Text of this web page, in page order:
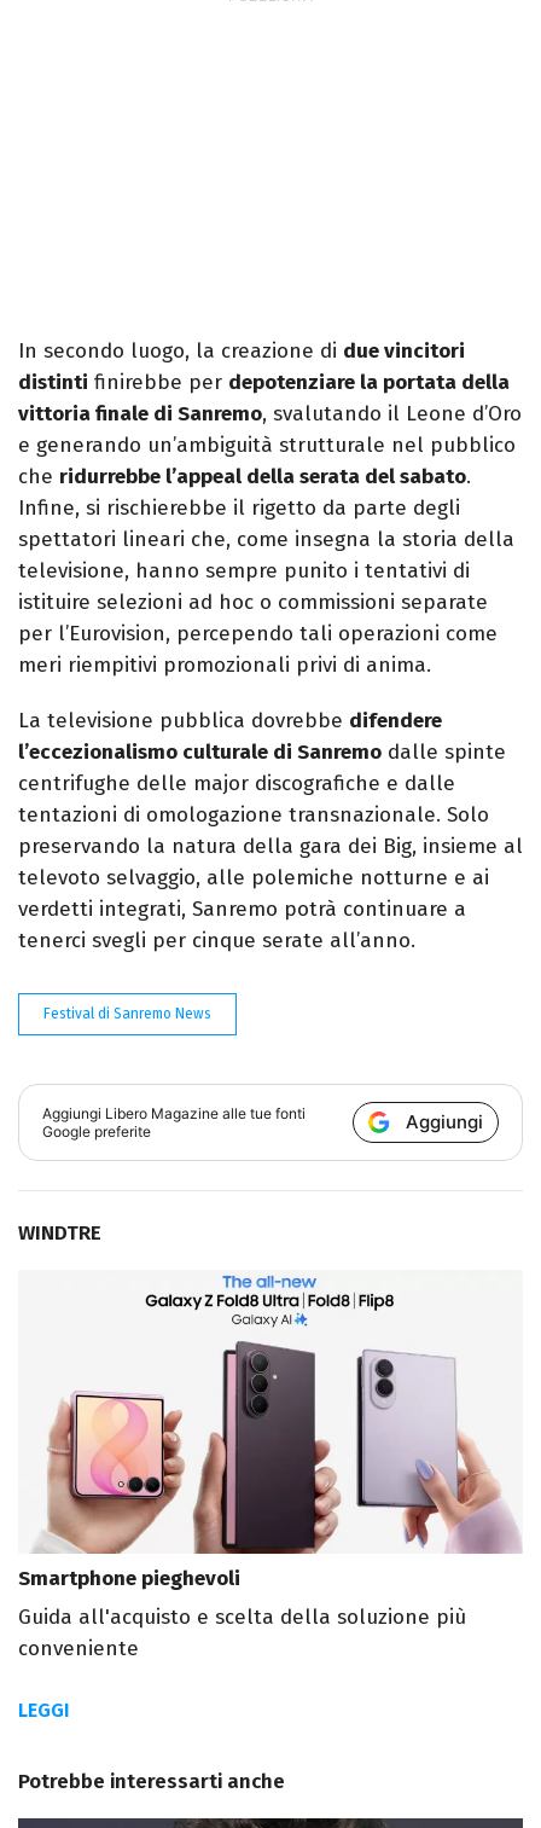
In secondo luogo, la creazione di due vincitori
distinti finirebbe per depotenziare la portata della
vittoria finale di Sanremo, svalutando il Leone d’Oro
e generando un’ambiguità strutturale nel pubblico
che ridurrebbe l’appeal della serata del sabato.
Infine, si rischierebbe il rigetto da parte degli
spettatori lineari che, come insegna la storia della
televisione, hanno sempre punito i tentativi di
istituire selezioni ad hoc o commissioni separate
per l’Eurovision, percependo tali operazioni come
meri riempitivi promozionali privi di anima.
La televisione pubblica dovrebbe difendere
l’eccezionalismo culturale di Sanremo dalle spinte
centrifughe delle major discografiche e dalle
tentazioni di omologazione transnazionale. Solo
preservando la natura della gara dei Big, insieme al
televoto selvaggio, alle polemiche notturne e ai
verdetti integrati, Sanremo potrà continuare a
tenerci svegli per cinque serate all’anno.
Festival di Sanremo News
Aggiungi Libero Magazine alle tue fonti
Google preferite
Aggiungi
WINDTRE
Smartphone pieghevoli
Guida all'acquisto e scelta della soluzione più
conveniente
LEGGI
Potrebbe interessarti anche